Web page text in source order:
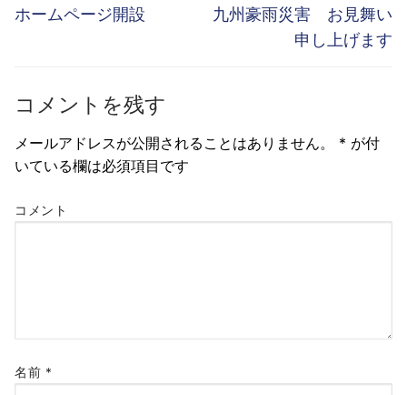
稿
ゲ
ー
シ
ン
前
ホームページ開設
次
九州豪雨災害 お見舞い
申し上げます
コメントを残す
メールアドレスが公開されることはありません。 * が付
いている欄は必須項目です
コメント
名前 *